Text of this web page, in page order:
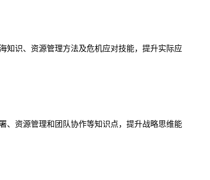
知识、资源管理方法及危机应对技能，提升实际应
、资源管理和团队协作等知识点，提升战略思维能